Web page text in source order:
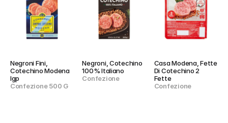
Negroni Fini,
Cotechino Modena
Igp
Confezione 500 G
Negroni, Cotechino
100% Italiano
Confezione
Casa Modena, Fette
Di Cotechino 2
Fette
Confezione